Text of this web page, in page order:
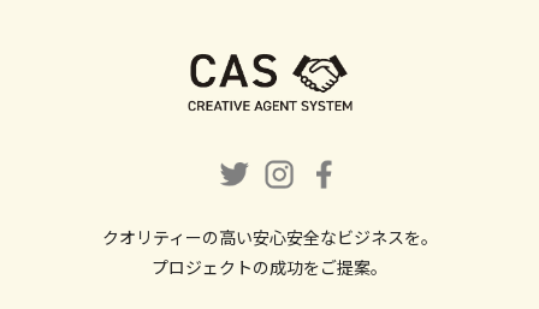
クオリティーの高い安心安全なビジネスを。
プロジェクトの成功をご提案。